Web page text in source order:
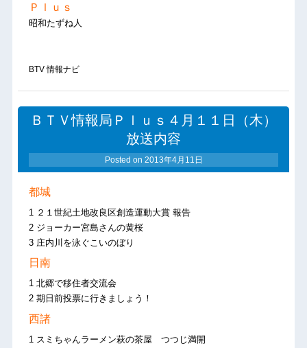
Ｐｌｕｓ
昭和たずね人
BTV 情報ナビ
ＢＴＶ情報局Ｐｌｕｓ４月１１日（木）
放送内容
Posted on 2013年4月11日
都城
1 ２１世紀土地改良区創造運動大賞 報告
2 ジョーカー宮島さんの黄桜
3 庄内川を泳ぐこいのぼり
日南
1 北郷で移住者交流会
2 期日前投票に行きましょう！
西諸
1 スミちゃんラーメン萩の茶屋 つつじ満開